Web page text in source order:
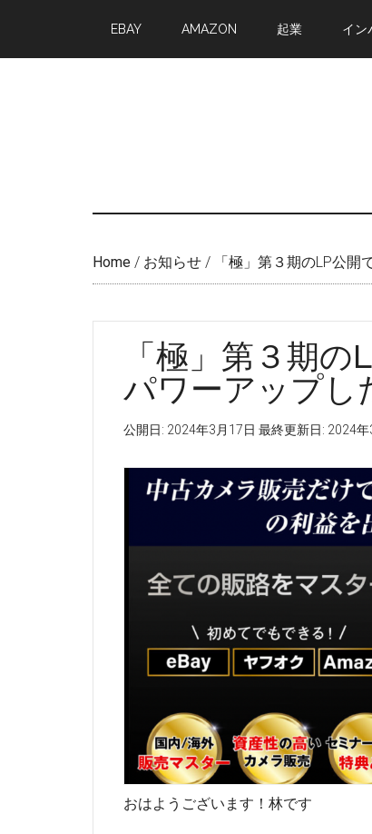
main
primary
EBAY AMAZON 起業 イン
Home / お知らせ / 「極」第３期のLP公開
「極」第３期
パワーアップし
公開日: 2024年3月17日 最終更新日: 2024年
おはようございます！林です